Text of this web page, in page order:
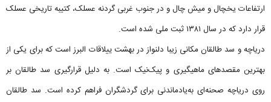
ارتفاعات یخچال و میش چال و در جنوب غربی گردنه عسلک، کتیبه تاریخی عسلک
قرار دارد که در سال ۱۳۸۱ ثبت ملی شده است.
دریاچه و سد طالقان مکانی زیبا دلنواز در بهشت ییلاقات البرز است که برای یکی از
بهترین مقصدهای ماهیگیری و پیک‌نیک است. به دلیل قرارگیری سد طالقان بر
روی دریاچه صحنه‌ای به‌یادماندنی برای گردشگران فراهم کرده است. سد طالقان